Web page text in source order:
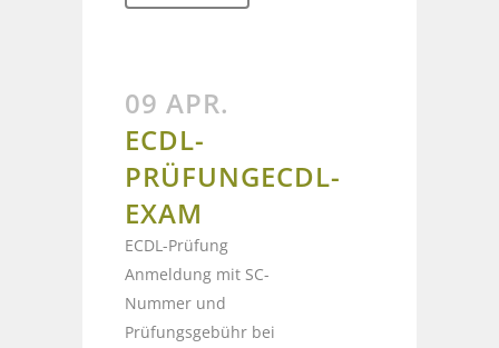
09 APR.
ECDL-
PRÜFUNGECDL-
EXAM
ECDL-Prüfung
Anmeldung mit SC-
Nummer und
Prüfungsgebühr bei